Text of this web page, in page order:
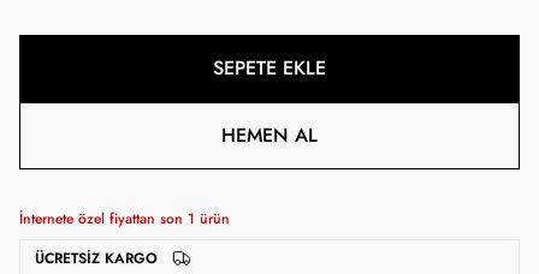
SEPETE EKLE
HEMEN AL
İnternete özel fiyattan son 1 ürün
ÜCRETSIZ KARGO